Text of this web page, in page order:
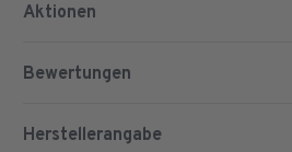
Aktionen
Bewertungen
Herstellerangabe